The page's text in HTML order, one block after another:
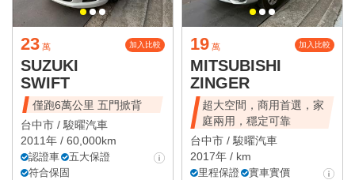
23 萬 加入比較
SUZUKI
SWIFT
僅跑6萬公里 五門掀背
台中市 /駿曜汽車
2011年 / 60,000km
認證車
五大保證
符合保固
19 萬 加入比較
MITSUBISHI
ZINGER
超大空間，商用首選，家
庭兩用，穩定可靠
台中市 /駿曜汽車
2017年 / km
里程保證
實車實價